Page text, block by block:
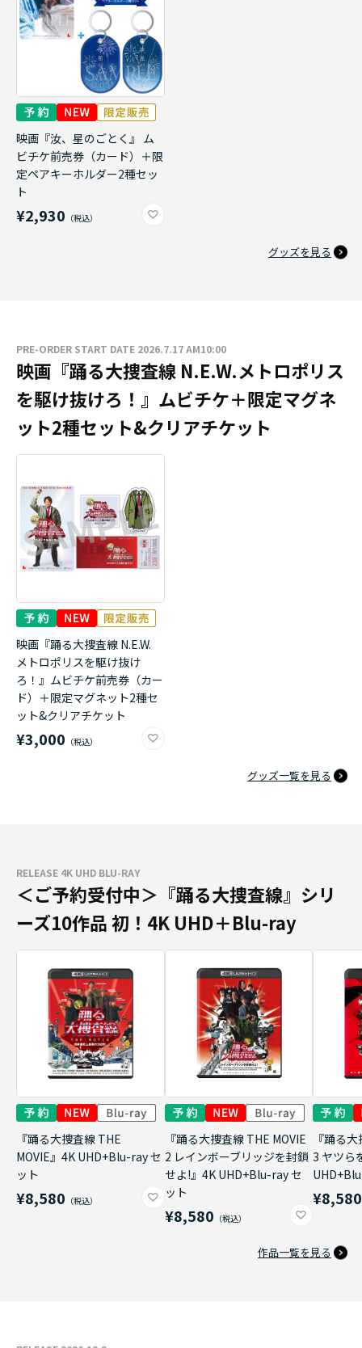
映画『汝、星のごとく』 ム
ビチケ前売券（カード）＋限
定ペアキーホルダー2種セッ
ト
¥2,930
グッズを見る
PRE-ORDER START DATE 2026.7.17 AM10:00
映画『踊る大捜査線 N.E.W.メトロポリス
を駆け抜けろ！』ムビチケ＋限定マグネ
ット2種セット&クリアチケット
映画『踊る大捜査線 N.E.W.
メトロポリスを駆け抜け
ろ！』ムビチケ前売券（カー
ド）＋限定マグネット2種セ
ット&クリアチケット
¥3,000
グッズ一覧を見る
RELEASE 4K UHD BLU-RAY
＜ご予約受付中＞『踊る大捜査線』シリ
ーズ10作品 初！4K UHD＋Blu-ray
『踊る大捜査線 THE
MOVIE』4K UHD+Blu-ray セ
ット
¥8,580
『踊る大捜査線 THE MOVIE
2 レインボーブリッジを封鎖
せよ!』4K UHD+Blu-ray セ
ット
¥8,580
『踊る
3 ヤツら
¥8,580
作品一覧を見る